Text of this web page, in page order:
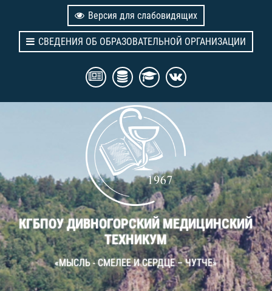
Версия для слабовидящих
СВЕДЕНИЯ ОБ ОБРАЗОВАТЕЛЬНОЙ ОРГАНИЗАЦИИ
КГБПОУ ДИВНОГОРСКИЙ МЕДИЦИНСКИЙ
ТЕХНИКУМ
«МЫСЛЬ - СМЕЛЕЕ И СЕРДЦЕ – ЧУТЧЕ»